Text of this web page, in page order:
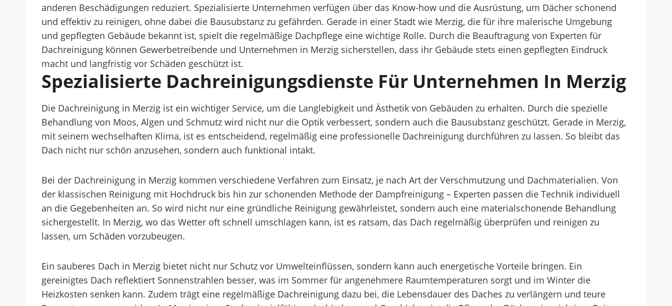
anderen Beschädigungen reduziert. Spezialisierte Unternehmen verfügen über das Know-how und die Ausrüstung, um Dächer schonend
und effektiv zu reinigen, ohne dabei die Bausubstanz zu gefährden. Gerade in einer Stadt wie Merzig, die für ihre malerische Umgebung
und gepflegten Gebäude bekannt ist, spielt die regelmäßige Dachpflege eine wichtige Rolle. Durch die Beauftragung von Experten für
Dachreinigung können Gewerbetreibende und Unternehmen in Merzig sicherstellen, dass ihr Gebäude stets einen gepflegten Eindruck
macht und langfristig vor Schäden geschützt ist.
Spezialisierte Dachreinigungsdienste Für Unternehmen In Merzig
Die Dachreinigung in Merzig ist ein wichtiger Service, um die Langlebigkeit und Ästhetik von Gebäuden zu erhalten. Durch die spezielle
Behandlung von Moos, Algen und Schmutz wird nicht nur die Optik verbessert, sondern auch die Bausubstanz geschützt. Gerade in Merzig,
mit seinem wechselhaften Klima, ist es entscheidend, regelmäßig eine professionelle Dachreinigung durchführen zu lassen. So bleibt das
Dach nicht nur schön anzusehen, sondern auch funktional intakt.
Bei der Dachreinigung in Merzig kommen verschiedene Verfahren zum Einsatz, je nach Art der Verschmutzung und Dachmaterialien. Von
der klassischen Reinigung mit Hochdruck bis hin zur schonenden Methode der Dampfreinigung – Experten passen die Technik individuell
an die Gegebenheiten an. So wird nicht nur eine gründliche Reinigung gewährleistet, sondern auch eine materialschonende Behandlung
sichergestellt. In Merzig, wo das Wetter oft schnell umschlagen kann, ist es ratsam, das Dach regelmäßig überprüfen und reinigen zu
lassen, um Schäden vorzubeugen.
Ein sauberes Dach in Merzig bietet nicht nur Schutz vor Umwelteinflüssen, sondern kann auch energetische Vorteile bringen. Ein
gereinigtes Dach reflektiert Sonnenstrahlen besser, was im Sommer für angenehmere Raumtemperaturen sorgt und im Winter die
Heizkosten senken kann. Zudem trägt eine regelmäßige Dachreinigung dazu bei, die Lebensdauer des Daches zu verlängern und teure